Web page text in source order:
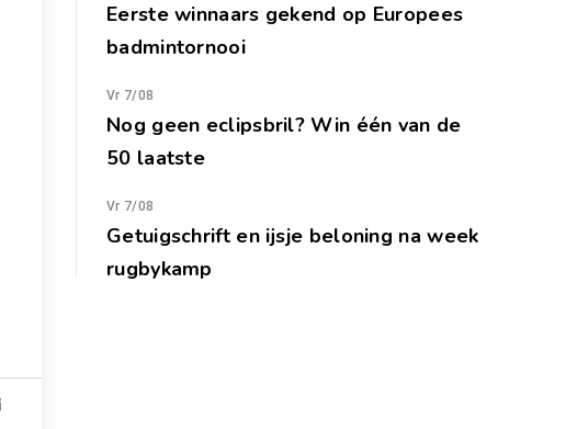
Eerste winnaars gekend op Europees
badmintornooi
Vr 7/08
Nog geen eclipsbril? Win één van de
50 laatste
Vr 7/08
Getuigschrift en ijsje beloning na week
rugbykamp